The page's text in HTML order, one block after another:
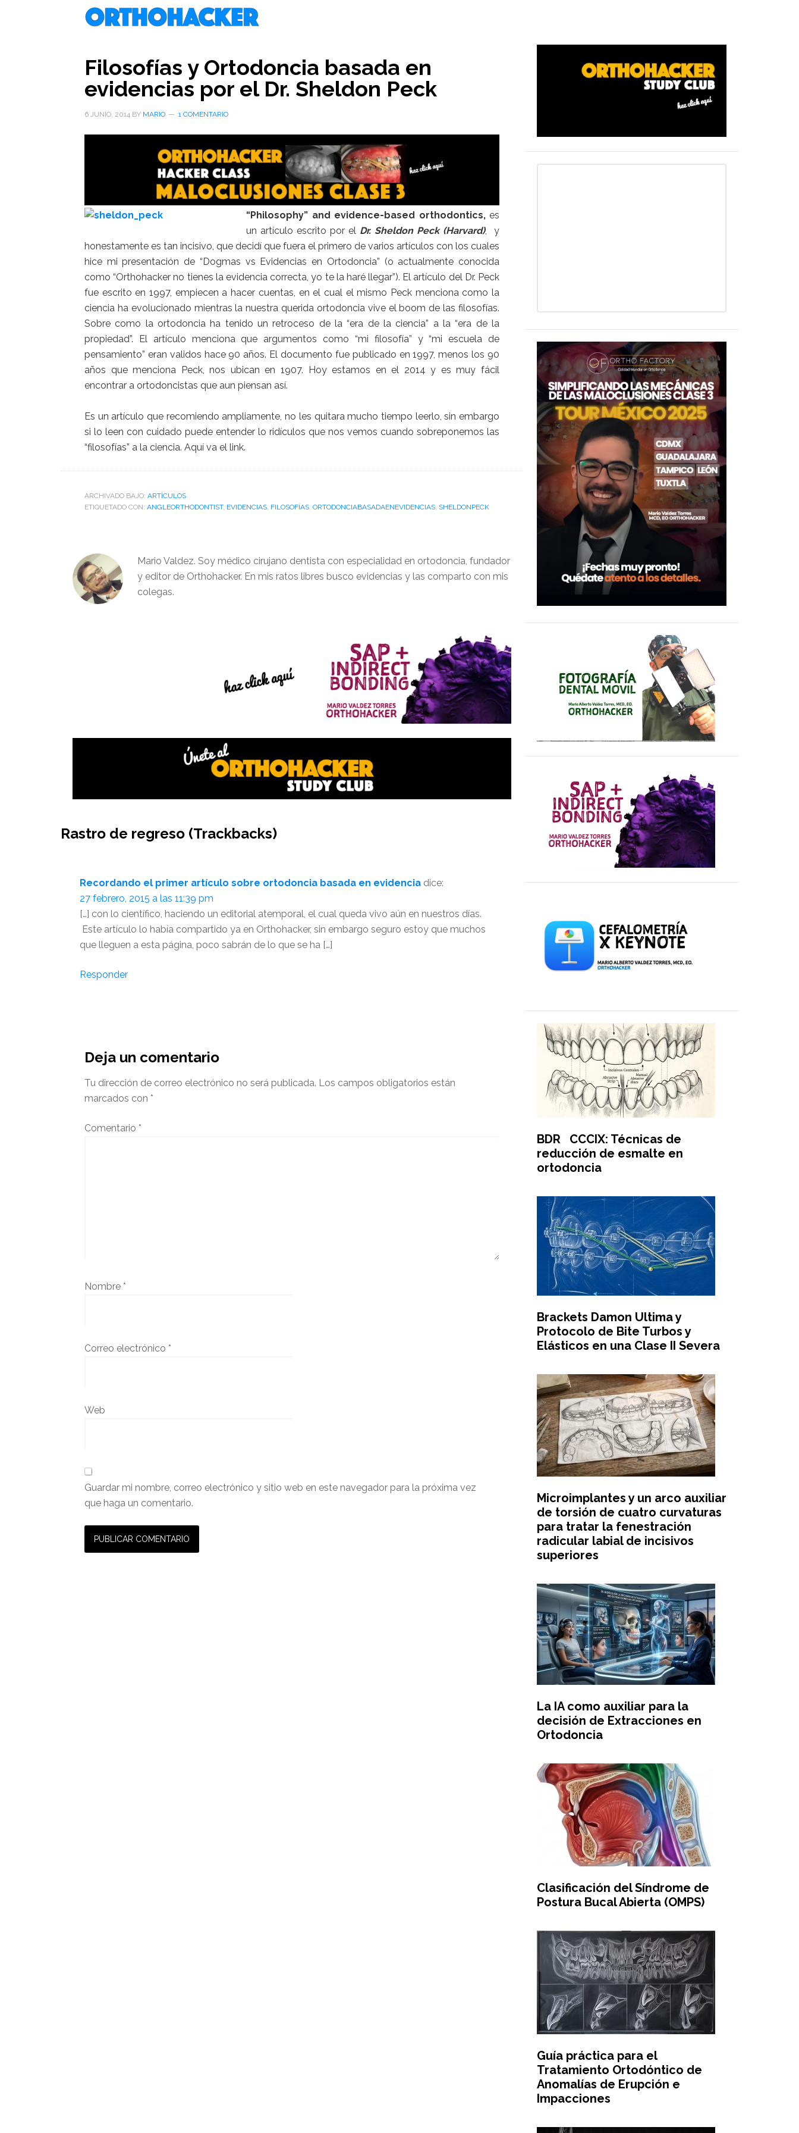
Filosofías y Ortodoncia basada en
evidencias por el Dr. Sheldon Peck
6 JUNIO, 2014 BY MARIO 1 COMENTARIO
“Philosophy” and evidence-based orthodontics,es
un artículo escrito por el Dr. Sheldon Peck (Harvard), y
honestamente es tan incisivo, que decidí que fuera el primero de varios artículos con los cuales
hice mi presentación de “Dogmas vs Evidencias en Ortodoncia” (o actualmente conocida
como “Orthohacker no tienes la evidencia correcta, yo te la haré llegar”). El artículo del Dr. Peck
fue escrito en 1997, empiecen a hacer cuentas, en el cual el mismo Peck menciona como la
ciencia ha evolucionado mientras la nuestra querida ortodoncia vive el boom de las filosofías.
Sobre como la ortodoncia ha tenido un retroceso de la “era de la ciencia” a la “era de la
propiedad”. El artículo menciona que argumentos como “mi filosofía” y “mi escuela de
pensamiento” eran validos hace 90 años. El documento fue publicado en 1997, menos los 90
años que menciona Peck, nos ubican en 1907. Hoy estamos en el 2014 y es muy fácil
encontrar a ortodoncistas que aun piensan así.
Es un artículo que recomiendo ampliamente, no les quitara mucho tiempo leerlo, sin embargo
si lo leen con cuidado puede entender lo ridículos que nos vemos cuando sobreponemos las
“filosofías” a la ciencia. Aquí va el link.
ARCHIVADO BAJO: ARTÌCULOS
ETIQUETADO CON: ANGLEORTHODONTIST, EVIDENCIAS, FILOSOFÍAS, ORTODONCIABASADAENEVIDENCIAS, SHELDONPECK
Mario Valdez. Soy médico cirujano dentista con especialidad en ortodoncia, fundador
y editor de Orthohacker. En mis ratos libres busco evidencias y las comparto con mis
colegas.
Interacciones
lector
Rastro de regreso (Trackbacks)
Recordando el primer artículo sobre ortodoncia basada en evidencia dice:
27 febrero, 2015 a las 11:39 pm
[…] con lo científico, haciendo un editorial atemporal, el cual queda vivo aún en nuestros días.
Este artículo lo había compartido ya en Orthohacker, sin embargo seguro estoy que muchos
que lleguen a esta página, poco sabrán de lo que se ha […]
Responder
Deja un comentario
Tu dirección de correo electrónico no será publicada. Los campos obligatorios están
marcados con *
Comentario *
Nombre *
Correo electrónico *
Web
Guardar mi nombre, correo electrónico y sitio web en este navegador para la próxima vez
que haga un comentario.
Barra
primaria
BDR CCCIX: Técnicas de
reducción de esmalte en
ortodoncia
Brackets Damon Ultima y
Protocolo de Bite Turbos y
Elásticos en una Clase II Severa
Microimplantes y un arco auxiliar
de torsión de cuatro curvaturas
para tratar la fenestración
radicular labial de incisivos
superiores
La IA como auxiliar para la
decisión de Extracciones en
Ortodoncia
Clasificación del Síndrome de
Postura Bucal Abierta (OMPS)
Guía práctica para el
Tratamiento Ortodóntico de
Anomalías de Erupción e
Impacciones